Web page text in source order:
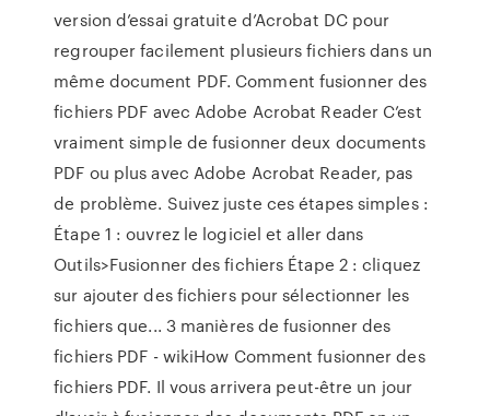
version d’essai gratuite d’Acrobat DC pour
regrouper facilement plusieurs fichiers dans un
même document PDF. Comment fusionner des
fichiers PDF avec Adobe Acrobat Reader C’est
vraiment simple de fusionner deux documents
PDF ou plus avec Adobe Acrobat Reader, pas
de problème. Suivez juste ces étapes simples :
Étape 1 : ouvrez le logiciel et aller dans
Outils>Fusionner des fichiers Étape 2 : cliquez
sur ajouter des fichiers pour sélectionner les
fichiers que... 3 manières de fusionner des
fichiers PDF - wikiHow Comment fusionner des
fichiers PDF. Il vous arrivera peut-être un jour